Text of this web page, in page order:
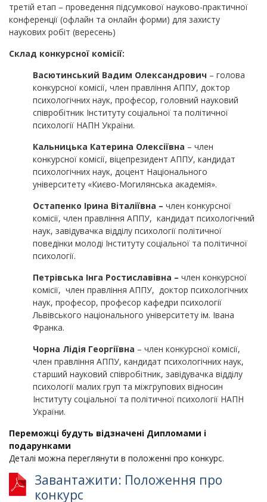
третій етап – проведення підсумкової науково-практичної
конференції (офлайн та онлайн форми) для захисту
наукових робіт (вересень)
Склад конкурсної комісії:
Васютинський Вадим Олександрович – голова
конкурсної комісії, член правління АППУ, доктор
психологічних наук, професор, головний науковий
співробітник Інституту соціальної та політичної
психології НАПН України.
Кальницька Катерина Олексіївна – член
конкурсної комісії, віцепрезидент АППУ, кандидат
психологічних наук, доцент Національного
університету «Києво-Могилянська академія».
Остапенко Ірина Віталіївна – член конкурсної
комісії, член правління АППУ, кандидат психологічний
наук, завідувачка відділу психології політичної
поведінки молоді Інституту соціальної та політичної
психології.
Петрівська Інга Ростиславівна – член конкурсної
комісії, член правління АППУ, доктор психологічних
наук, професор, професор кафедри психології
Львівського національного університету ім. Івана
Франка.
Чорна Лідія Георгіївна – член конкурсної комісії,
член правління АППУ, кандидат психологічних наук,
старший науковий співробітник, завідувачка відділу
психології малих груп та міжгрупових відносин
Інституту соціальної та політичної психології НАПН
України.
Переможці будуть відзначені Дипломами і
подарунками
Деталі можна переглянути в положенні про конкурс.
Завантажити: Положення про
конкурс